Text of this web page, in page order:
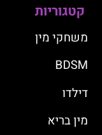
קטגוריות
משחקי מין
BDSM
דילדו
מין בריא